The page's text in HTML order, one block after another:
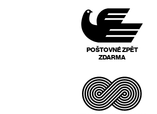
POŠTOVNÉ ZPĚT
ZDARMA